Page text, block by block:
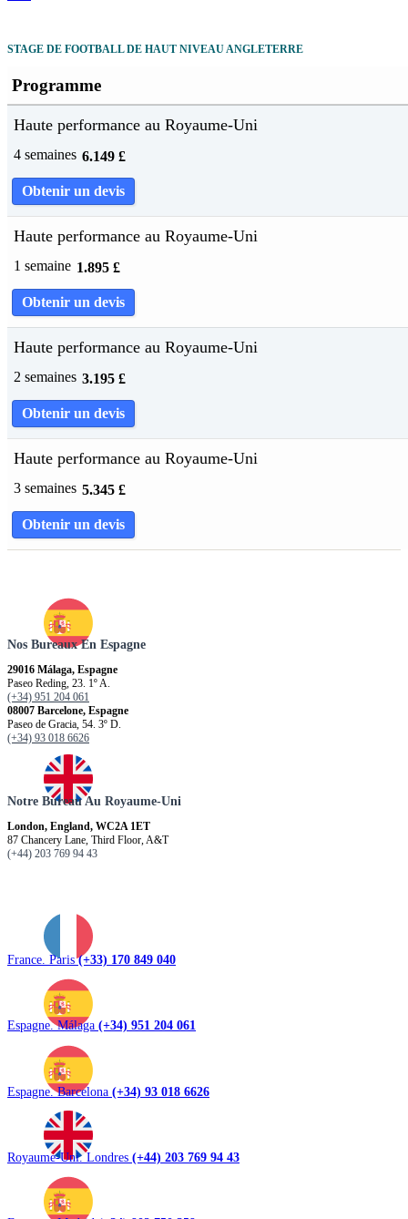
STAGE DE FOOTBALL DE HAUT NIVEAU ANGLETERRE
Programme
Haute performance au Royaume-Uni
4 semaines 6.149 £
Obtenir un devis
Haute performance au Royaume-Uni
1 semaine 1.895 £
Obtenir un devis
Haute performance au Royaume-Uni
2 semaines 3.195 £
Obtenir un devis
Haute performance au Royaume-Uni
3 semaines 5.345 £
Obtenir un devis
Nos Bureaux En Espagne
29016 Málaga, Espagne
Paseo Reding, 23. 1º A.
(+34) 951 204 061
08007 Barcelone, Espagne
Paseo de Gracia, 54. 3º D.
(+34) 93 018 6626
Notre Bureau Au Royaume-Uni
London, England, WC2A 1ET
87 Chancery Lane, Third Floor, A&T
(+44) 203 769 94 43
France. Paris(+33) 170 849 040
Espagne. Málaga (+34) 951 204 061
Espagne. Barcelona (+34) 93 018 6626
Royaume-Uni. Londres (+44) 203 769 94 43